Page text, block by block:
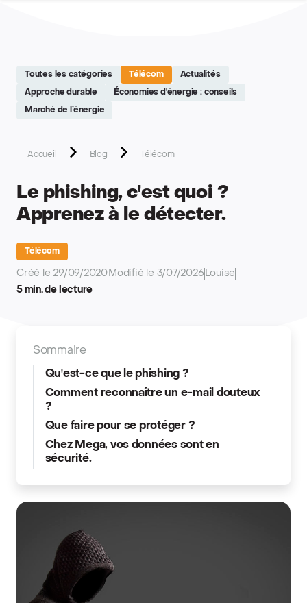
Toutes les catégories Télécom Actualités
Approche durable Économies d'énergie : conseils
Marché de l’énergie
Accueil Blog Télécom
Le phishing, c'est quoi ?
Apprenez à le détecter.
Télécom
Créé le 29/09/2020 Modifié le 3/07/2026 Louise
5 min. de lecture
Sommaire
Qu'est-ce que le phishing ?
Comment reconnaître un e-mail douteux
?
Que faire pour se protéger ?
Chez Mega, vos données sont en
sécurité.